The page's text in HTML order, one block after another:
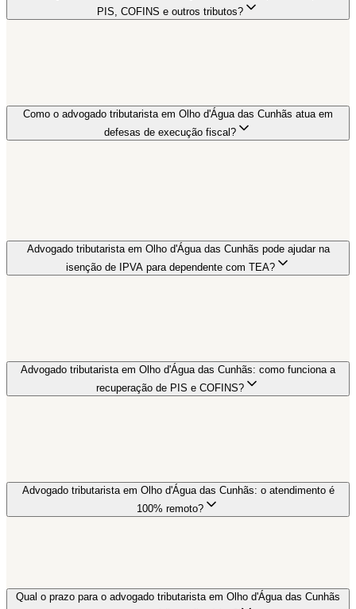
PIS, COFINS e outros tributos?
Como o advogado tributarista em Olho d'Água das Cunhãs atua em
defesas de execução fiscal?
Advogado tributarista em Olho d'Água das Cunhãs pode ajudar na
isenção de IPVA para dependente com TEA?
Advogado tributarista em Olho d'Água das Cunhãs: como funciona a
recuperação de PIS e COFINS?
Advogado tributarista em Olho d'Água das Cunhãs: o atendimento é
100% remoto?
Qual o prazo para o advogado tributarista em Olho d'Água das Cunhãs